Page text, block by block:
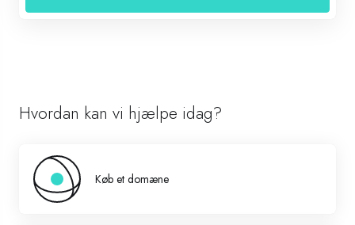
Hvordan kan vi hjælpe idag?
Køb et domæne